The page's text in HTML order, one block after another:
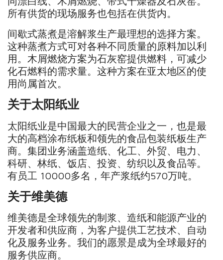
所有供货的现场服务也包括在供货内。
间歇式蒸煮是溶解浆生产最理想的选择方案。
这种蒸煮方式可对各种不同质量的原料加以利
用。木屑燃烧方案为石灰窑提供燃料，可减少
化石燃料的需求量。这种方案在亚太地区的使
用尚属首次。
关于太阳纸业
太阳纸业是中国最大的民营企业之一，也是最
大的高档涂布纸板和领先的食品包装纸板生产
商。集团业务涵盖造纸、化工、外贸、电力、
科研、林纸、饭店、投资、纺织以及食品等。
有员工 10000多名，年产浆纸约570万吨。
关于维美德
维美德是全球领先的制浆、造纸和能源产业的
开发者和供应商，为客户提供工艺技术、自动
化及服务业务。我们的愿景是成为全球最好的
服务供应商。